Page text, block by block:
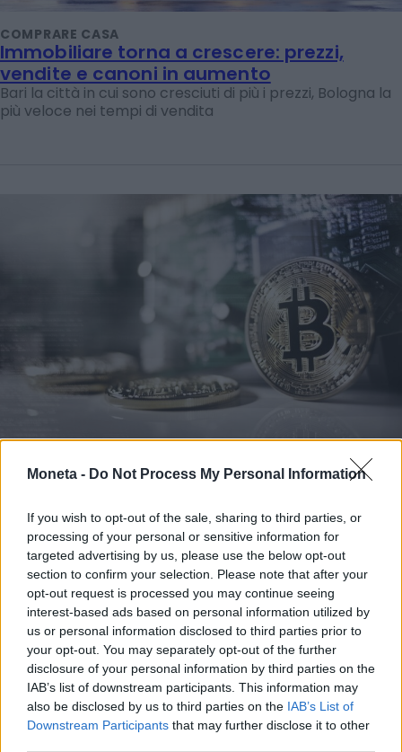
Moneta - Do Not Process My Personal Information
If you wish to opt-out of the sale, sharing to third parties, or
processing of your personal or sensitive information for
targeted advertising by us, please use the below opt-out
section to confirm your selection. Please note that after your
opt-out request is processed you may continue seeing
interest-based ads based on personal information utilized by
us or personal information disclosed to third parties prior to
your opt-out. You may separately opt-out of the further
disclosure of your personal information by third parties on the
IAB’s list of downstream participants. This information may
also be disclosed by us to third parties on the IAB’s List of
Downstream Participants that may further disclose it to other
COMPRARE CASA
Immobiliare torna a crescere: prezzi,
vendite e canoni in aumento
Bari la città in cui sono cresciuti di più i prezzi, Bologna la
più veloce nei tempi di vendita
INVESTIMENTI E MERCATI
la sua cripto
La capitalizzazione di mercato di tutte le criptovalute,
nonostante il sostegno del presidente Usa, è scesa
dell’11%